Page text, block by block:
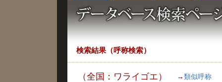
検索結果（呼称検索）
（全国：ワライゴエ） → 類似呼称